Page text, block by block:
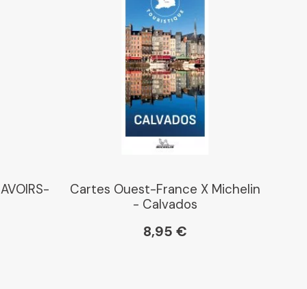
Cartes Ouest-France X Michelin
- Calvados
8,95 €